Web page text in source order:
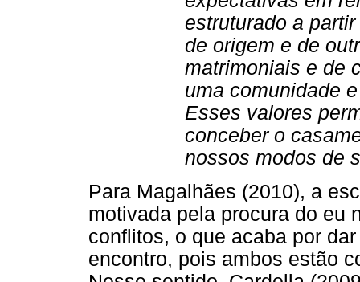
estruturado a
de origem e de
matrimoniais e de
uma comunidade
Esses valores
conceber o
nossos modos de
Para Magalhães (2010), a
motivada pela procura do eu
conflitos, o que acaba por
encontro, pois ambos estão